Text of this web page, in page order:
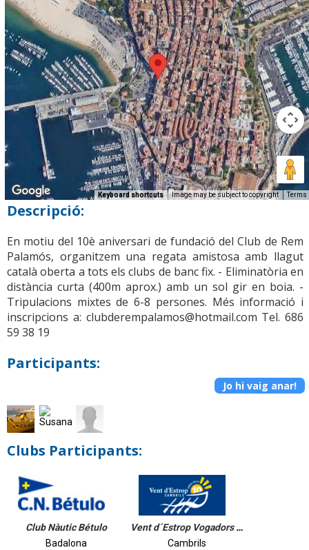
Keyboard shortcuts Image may be subject to copyright Terms
Descripció:
En motiu del 10è aniversari de fundació del Club de Rem
Palamós, organitzem una regata amistosa amb llagut
català oberta a tots els clubs de banc fix. - Eliminatòria en
distància curta (400m aprox.) amb un sol gir en boia. -
Tripulacions mixtes de 6-8 persones. Més informació i
inscripcions a: clubderempalamos@hotmail.com Tel. 686
59 38 19
Participants:
Jo hi vaig anar!
Clubs Participants:
Club Nàutic Bétulo
Badalona
Vent d´Estrop Vogadors de Cambrils
Cambrils